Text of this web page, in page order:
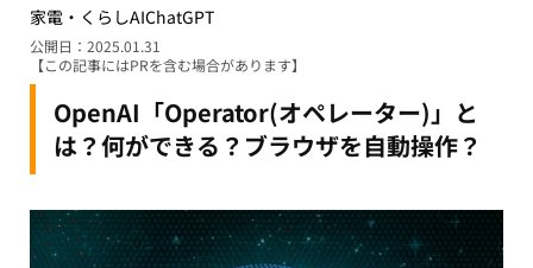
家電・くらしAIChatGPT
OpenAI「Operator(オペレーター)」と
は？何ができる？ブラウザを自動操作？
公開日：2025.01.31
【この記事にはPRを含む場合があります】